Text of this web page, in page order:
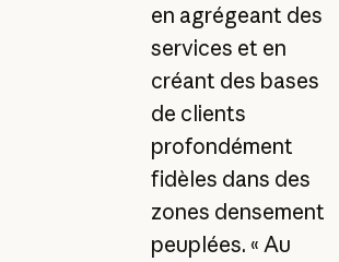
en agrégeant des
services et en
créant des bases
de clients
profondément
fidèles dans des
zones densement
peuplées. « Au